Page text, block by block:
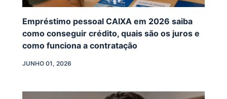
Empréstimo pessoal CAIXA em 2026 saiba
como conseguir crédito, quais são os juros e
como funciona a contratação
JUNHO 01, 2026